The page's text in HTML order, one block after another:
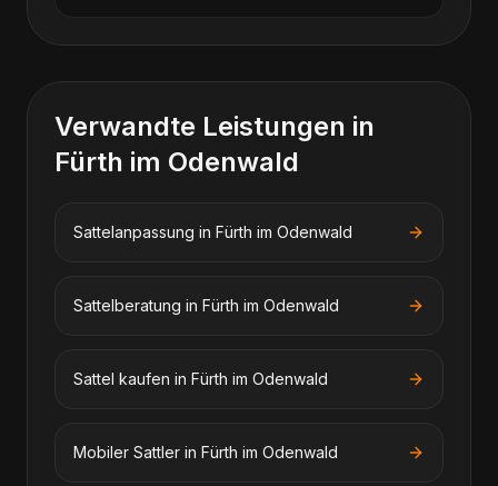
Verwandte Leistungen in
Fürth im Odenwald
Sattelanpassung in Fürth im Odenwald
Sattelberatung in Fürth im Odenwald
Sattel kaufen in Fürth im Odenwald
Mobiler Sattler in Fürth im Odenwald